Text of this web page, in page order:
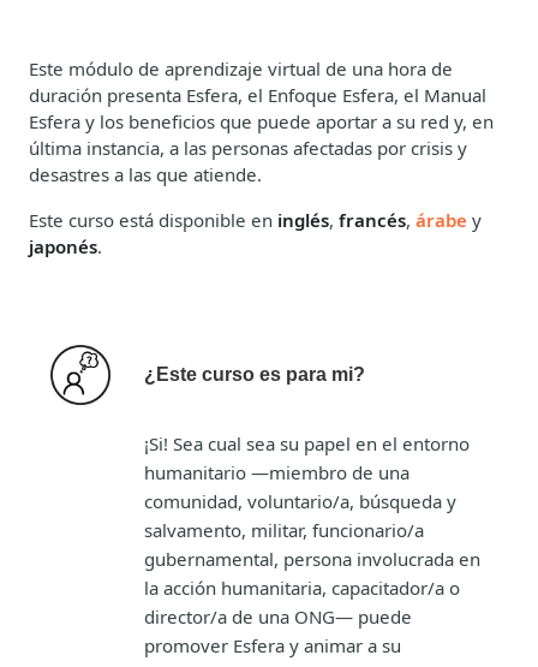
Este módulo de aprendizaje virtual de una hora de
duración presenta Esfera, el Enfoque Esfera, el Manual
Esfera y los beneficios que puede aportar a su red y, en
última instancia, a las personas afectadas por crisis y
desastres a las que atiende.
Este curso está disponible en inglés, francés, árabe y
japonés.
¿Este curso es para mi?
¡Si! Sea cual sea su papel en el entorno
humanitario —miembro de una
comunidad, voluntario/a, búsqueda y
salvamento, militar, funcionario/a
gubernamental, persona involucrada en
la acción humanitaria, capacitador/a o
director/a de una ONG— puede
promover Esfera y animar a su